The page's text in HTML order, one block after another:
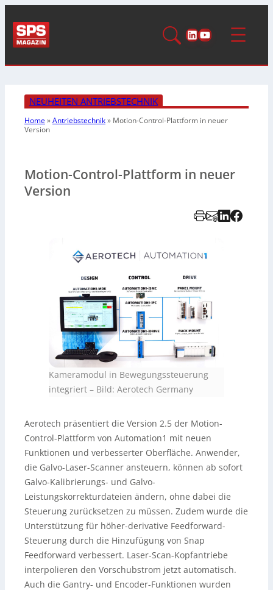
LinkedIn
YouTube
NEUHEITEN ANTRIEBSTECHNIK
Home»Antriebstechnik» Motion-Control-Plattform in neuer
Version
Motion-Control-Plattform in neuer
Version
Kameramodul in Bewegungssteuerung
integriert – Bild: Aerotech Germany
Aerotech präsentiert die Version 2.5 der Motion-
Control-Plattform von Automation1 mit neuen
Funktionen und verbesserter Oberfläche. Anwender,
die Galvo-Laser-Scanner ansteuern, können ab sofort
Galvo-Kalibrierungs- und Galvo-
Leistungskorrekturdateien ändern, ohne dabei die
Steuerung zurücksetzen zu müssen. Zudem wurde die
Unterstützung für höher-derivative Feedforward-
Steuerung durch die Hinzufügung von Snap
Feedforward verbessert. Laser-Scan-Kopfantriebe
interpolieren den Vorschubstrom jetzt automatisch.
Auch die Gantry- und Encoder-Funktionen wurden